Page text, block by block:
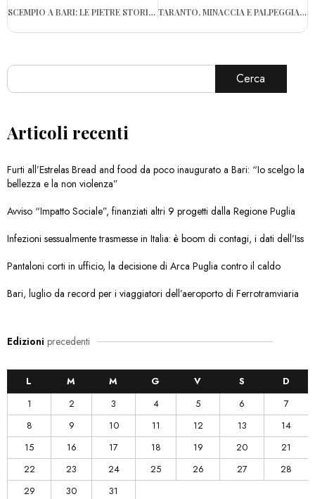
SCEMPIO A BARI: LE PIETRE STORICHE DEL CASTELLO SVEVO USATE COME PALI PER UN CAMPETTO DA CALCIO
TARANTO, MINACCIA E PALPEGGIA UNA DONNA ALLA FERMATA DEL BUS: ARRESTATO 50ENNE
Cerca
Articoli recenti
Furti all’Estrelas Bread and food da poco inaugurato a Bari: “Io scelgo la
bellezza e la non violenza”
Avviso “Impatto Sociale”, finanziati altri 9 progetti dalla Regione Puglia
Infezioni sessualmente trasmesse in Italia: è boom di contagi, i dati dell’Iss
Pantaloni corti in ufficio, la decisione di Arca Puglia contro il caldo
Bari, luglio da record per i viaggiatori dell’aeroporto di Ferrotramviaria
Edizioni precedenti
L M M G V S
D
1
2 3 4 5 6
7
8
9 10 11 12 13
14
15
16 17 18 19 20
21
22
23 24 25 26 27
28
29
30 31